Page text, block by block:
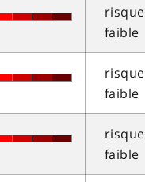
risque
faible
risque
faible
risque
faible